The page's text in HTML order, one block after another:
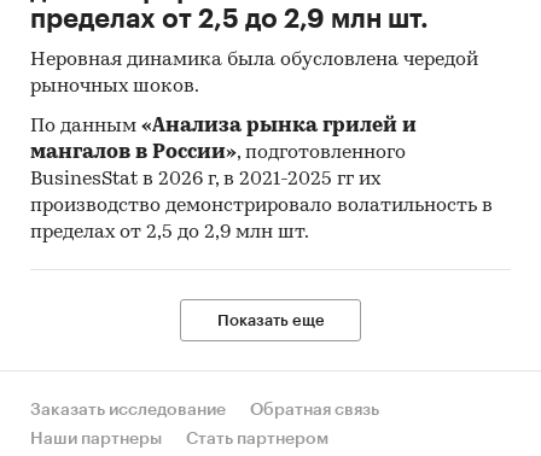
пределах от 2,5 до 2,9 млн шт.
Неровная динамика была обусловлена чередой
рыночных шоков.
По данным «Анализа рынка грилей и
мангалов в России», подготовленного
BusinesStat в 2026 г, в 2021-2025 гг их
производство демонстрировало волатильность в
пределах от 2,5 до 2,9 млн шт.
Показать еще
Заказать исследование
Обратная связь
Наши партнеры
Стать партнером